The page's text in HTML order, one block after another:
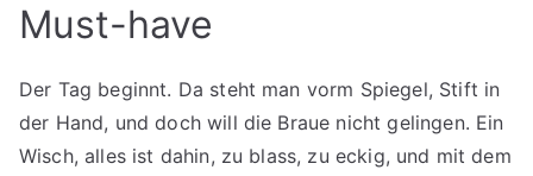
Must-have
Der Tag beginnt. Da steht man vorm Spiegel, Stift in
der Hand, und doch will die Braue nicht gelingen. Ein
Wisch, alles ist dahin, zu blass, zu eckig, und mit dem